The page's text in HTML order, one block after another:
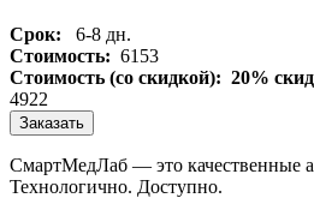
Срок:
6-8 дн.
Стоимость: 6153
Стоимость (со скидкой): 20%
4922
Заказать
СмартМедЛаб — это качественные
Технологично. Доступно.